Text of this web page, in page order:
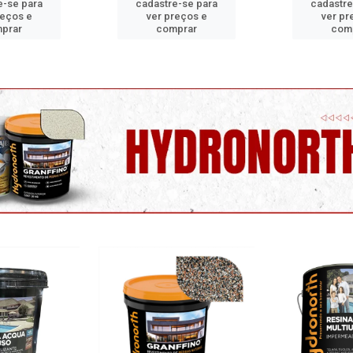
se para
e
cadastre-se para
ver preços e
comprar
ver